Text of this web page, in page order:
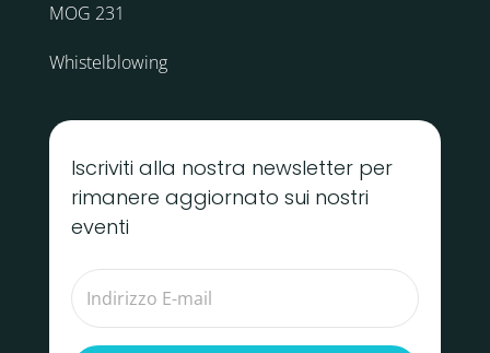
MOG 231
Whistelblowing
Iscriviti alla nostra newsletter per
rimanere aggiornato sui nostri
eventi